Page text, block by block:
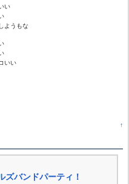
い
ようもな
いい
↑
ズバンドパーティ！